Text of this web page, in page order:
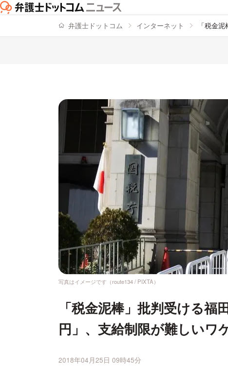
弁護士ドットコム インターネット 「税金
写真はイメージです（route134 / PIXTA）
「税金泥棒」批判受ける
円」、支給制限が難しい
2018年04月25日 09時45分